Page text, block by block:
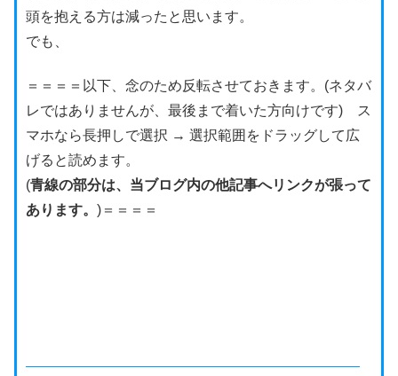
頭を抱える方は減ったと思います。
でも、
＝＝＝＝以下、念のため反転させておきます。(ネタバ
レではありませんが、最後まで着いた方向けです) ス
マホなら長押しで選択 → 選択範囲をドラッグして広
げると読めます。
(青線の部分は、当ブログ内の他記事へリンクが張って
あります。 )＝＝＝＝